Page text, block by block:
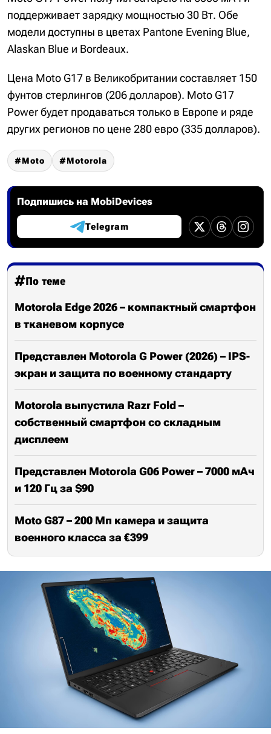
поддерживает зарядку мощностью 30 Вт. Обе
модели доступны в цветах Pantone Evening Blue,
Alaskan Blue и Bordeaux.
Цена Moto G17 в Великобритании составляет 150
фунтов стерлингов (206 долларов). Moto G17
Power будет продаваться только в Европе и ряде
других регионов по цене 280 евро (335 долларов).
Moto Motorola
Подпишись на MobiDevices
Telegram
По теме
Motorola Edge 2026 – компактный смартфон
в тканевом корпусе
Представлен Motorola G Power (2026) – IPS-
экран и защита по военному стандарту
Motorola выпустила Razr Fold –
собственный смартфон со складным
дисплеем
Представлен Motorola G06 Power – 7000 мАч
и 120 Гц за $90
Moto G87 – 200 Мп камера и защита
военного класса за €399